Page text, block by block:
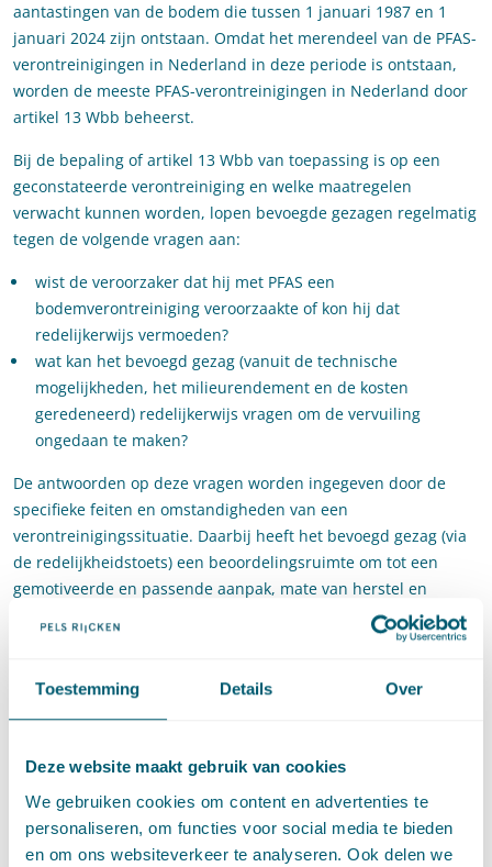
Toestemming Details Over
Deze website maakt gebruik van cookies
We gebruiken cookies om content en advertenties te
personaliseren, om functies voor social media te bieden
en om ons websiteverkeer te analyseren. Ook delen we
aantastingen van de bodem die tussen 1 januari 1987 en 1
januari 2024 zijn ontstaan. Omdat het merendeel van de PFAS-
verontreinigingen in Nederland in deze periode is ontstaan,
worden de meeste PFAS-verontreinigingen in Nederland door
artikel 13 Wbb beheerst.
Bij de bepaling of artikel 13 Wbb van toepassing is op een
geconstateerde verontreiniging en welke maatregelen
verwacht kunnen worden, lopen bevoegde gezagen regelmatig
tegen de volgende vragen aan:
wist de veroorzaker dat hij met PFAS een
bodemverontreiniging veroorzaakte of kon hij dat
redelijkerwijs vermoeden?
wat kan het bevoegd gezag (vanuit de technische
mogelijkheden, het milieurendement en de kosten
geredeneerd) redelijkerwijs vragen om de vervuiling
ongedaan te maken?
De antwoorden op deze vragen worden ingegeven door de
specifieke feiten en omstandigheden van een
verontreinigingssituatie. Daarbij heeft het bevoegd gezag (via
de redelijkheidstoets) een beoordelingsruimte om tot een
gemotiveerde en passende aanpak, mate van herstel en
geschikt (natuurlijk) saneringsmoment te komen. De recent
gepubliceerde handreiking biedt in dat kader een stappenplan
Handreiking Zorgplicht onder artikel 13 Wet
bodembescherming bij bodemverontreiniging met PFAS, p. 14